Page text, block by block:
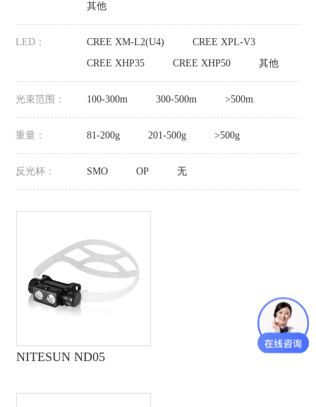
其他
LED： CREE XM-L2(U4)
CREE XPL-V3
CREE XHP35
CREE XHP50 其他
光束范围： 100-300m 300-500m >500m
重量： 81-200g 201-500g >500g
反光杯： SMO OP 无
NITESUN ND05